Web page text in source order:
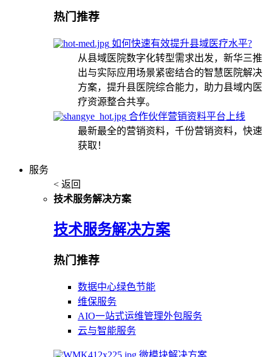
热门推荐
如何快速有效提升县域医疗水平?
从县域医院数字化转型需求出发，新华三推
出与实际应用场景紧密结合的智慧医院解决
方案，提升县医院综合能力，助力县域内医
疗资源整合共享。
合作伙伴营销资料平台上线
最新最全的营销资料，千份营销资料，快速
获取！
服务
< 返回
技术服务解决方案
技术服务解决方案
热门推荐
数据中心绿色节能
维保服务
AIO一站式运维管理外包服务
云与智能服务
微模块解决方案